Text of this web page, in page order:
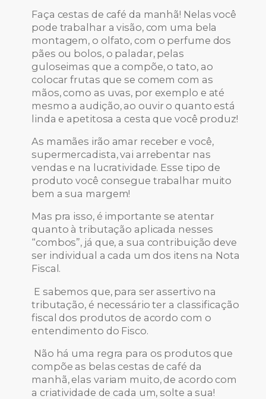
Faça cestas de café da manhã! Nelas você
pode trabalhar a visão, com uma bela
montagem, o olfato, com o perfume dos
pães ou bolos, o paladar, pelas
guloseimas que a compõe, o tato, ao
colocar frutas que se comem com as
mãos, como as uvas, por exemplo e até
mesmo a audição, ao ouvir o quanto está
linda e apetitosa a cesta que você produz!
As mamães irão amar receber e você,
supermercadista, vai arrebentar nas
vendas e na lucratividade. Esse tipo de
produto você consegue trabalhar muito
bem a sua margem!
Mas pra isso, é importante se atentar
quanto à tributação aplicada nesses
“combos”, já que, a sua contribuição deve
ser individual a cada um dos itens na Nota
Fiscal.
E sabemos que, para ser assertivo na
tributação, é necessário ter a classificação
fiscal dos produtos de acordo com o
entendimento do Fisco.
Não há uma regra para os produtos que
compõe as belas cestas de café da
manhã, elas variam muito, de acordo com
a criatividade de cada um, solte a sua!